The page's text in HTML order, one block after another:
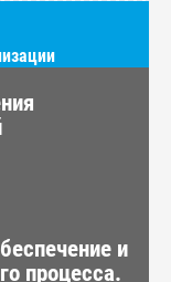
и
процесса.